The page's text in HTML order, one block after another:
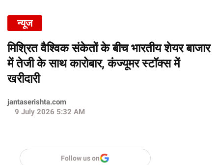
न्यूज
मिश्रित वैश्विक संकेतों के बीच भारतीय शेयर बाजार
में तेजी के साथ कारोबार, कंज्यूमर स्टॉक्स में
खरीदारी
jantaserishta.com
9 July 2026 5:32 AM
Follow us on